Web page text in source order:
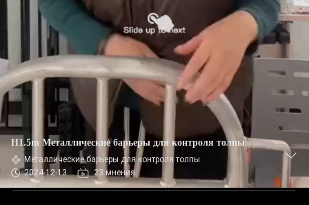
H1.5m Металлические барьеры для контроля толпы
Металлические барьеры для контроля толпы
2024-12-13
23 мнения